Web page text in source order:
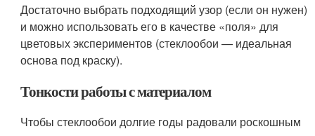
Достаточно выбрать подходящий узор (если он нужен)
и можно использовать его в качестве «поля» для
цветовых экспериментов (стеклообои — идеальная
основа под краску).
Тонкости работы с материалом
Чтобы стеклообои долгие годы радовали роскошным